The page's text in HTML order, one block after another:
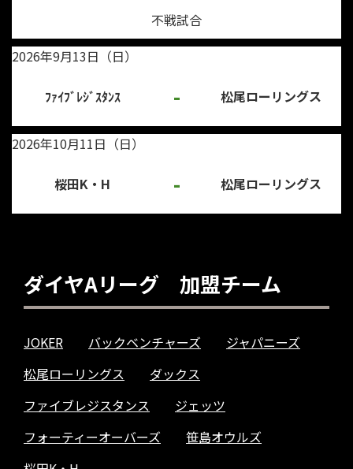
不戦試合
2026年9月13日（日）
ﾌｧｲﾌﾞﾚｼﾞｽﾀﾝｽ - 松尾ローリングス
2026年10月11日（日）
桜田K・H - 松尾ローリングス
ダイヤAリーグ 加盟チーム
JOKER バックベンチャーズ
ジャパニーズ
松尾ローリングス
ダックス
ファイブレジスタンス
ジェッツ
フォーティーオーバーズ
笹島オウルズ